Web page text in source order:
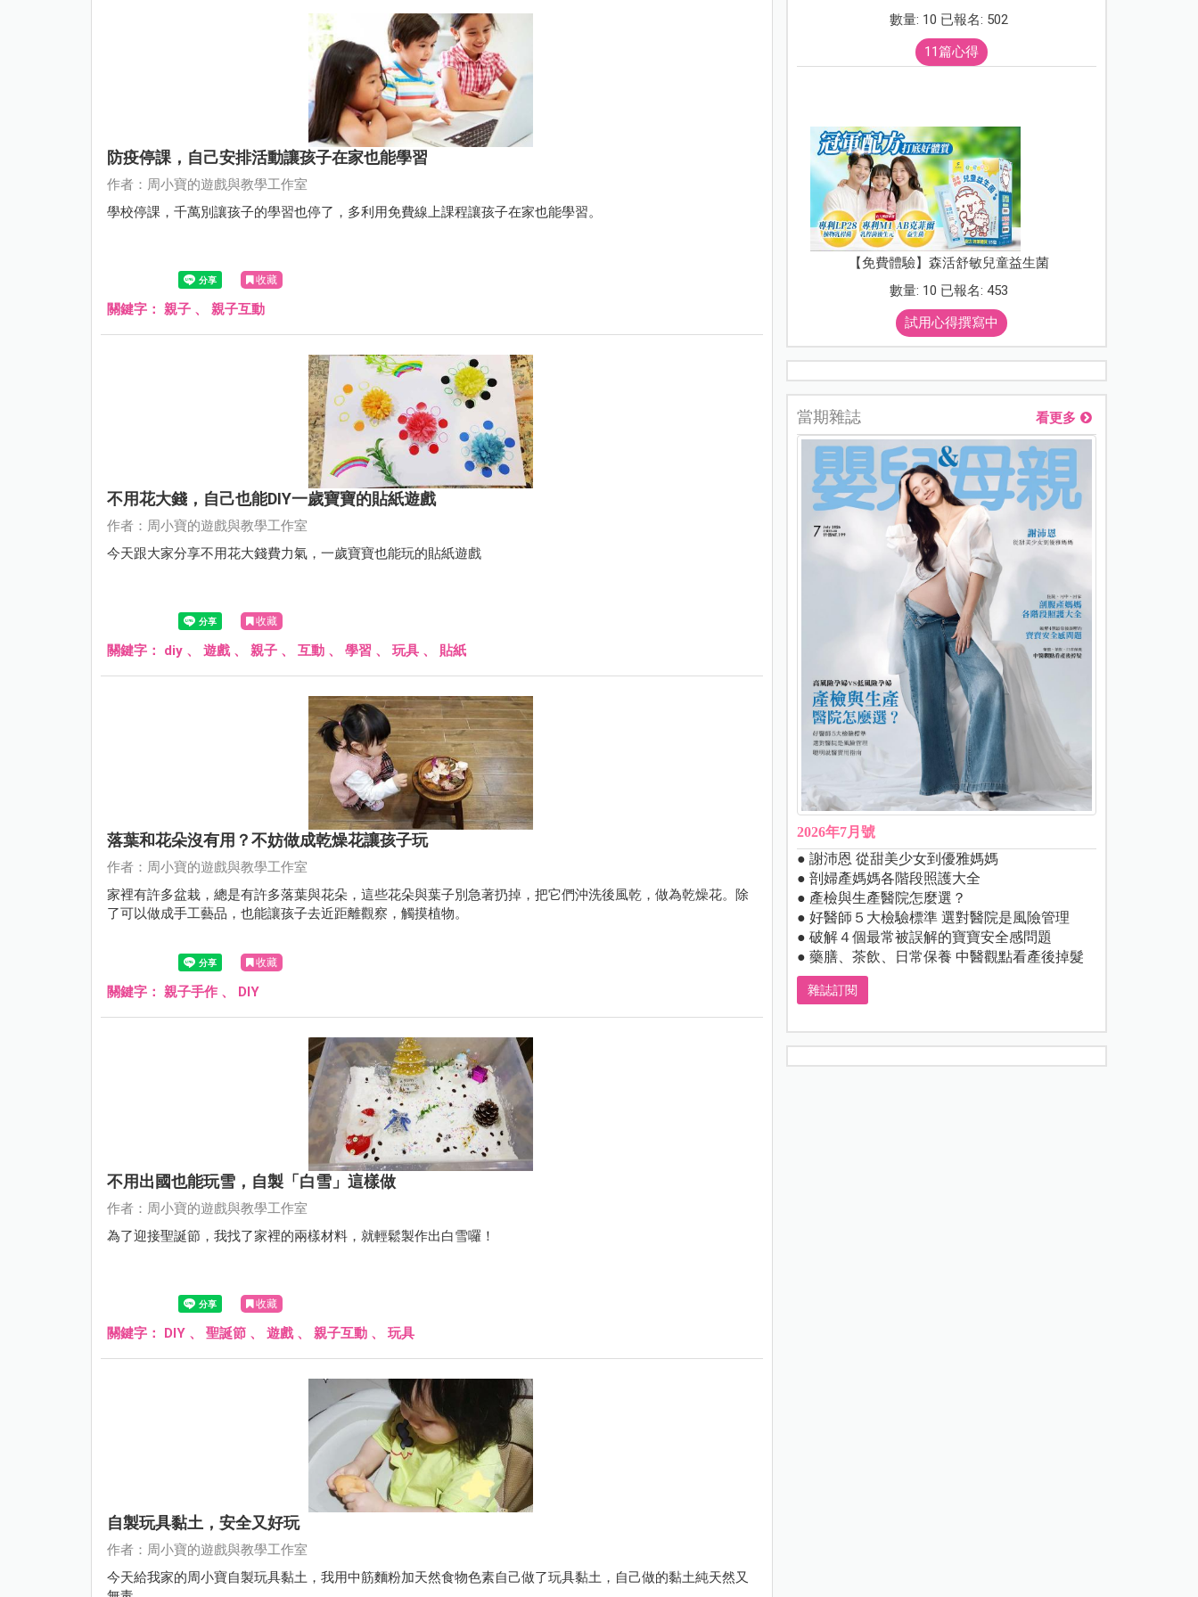
防疫停課，自己安排活動讓孩子在家也能學習
作者：周小寶的遊戲與教學工作室
學校停課，千萬別讓孩子的學習也停了，多利用免費線上課程讓孩子在家也能學習。
收藏
關鍵字： 親子 、 親子互動
不用花大錢，自己也能DIY一歲寶寶的貼紙遊戲
作者：周小寶的遊戲與教學工作室
今天跟大家分享不用花大錢費力氣，一歲寶寶也能玩的貼紙遊戲
收藏
關鍵字： diy 、 遊戲、 親子 、 互動 、 學習 、 玩具 、 貼紙
落葉和花朵沒有用？不妨做成乾燥花讓孩子玩
作者：周小寶的遊戲與教學工作室
家裡有許多盆栽，總是有許多落葉與花朵，這些花朵與葉子別急著扔掉，把它們沖洗後風乾，做為乾燥花。除
了可以做成手工藝品，也能讓孩子去近距離觀察，觸摸植物。
收藏
關鍵字： 親子手作 、 DIY
不用出國也能玩雪，自製「白雪」這樣做
作者：周小寶的遊戲與教學工作室
為了迎接聖誕節，我找了家裡的兩樣材料，就輕鬆製作出白雪囉！
收藏
關鍵字： DIY 、 聖誕節 、 遊戲、 親子互動 、 玩具
自製玩具黏土，安全又好玩
作者：周小寶的遊戲與教學工作室
今天給我家的周小寶自製玩具黏土，我用中筋麵粉加天然食物色素自己做了玩具黏土，自己做的黏土純天然又
數量: 10 已報名: 502
11篇心得
【免費體驗】森活舒敏兒童益生菌
數量: 10 已報名: 453
試用心得撰寫中
當期雜誌 看更多
2026年7月號
● 謝沛恩 從甜美少女到優雅媽媽
● 剖婦產媽媽各階段照護大全
● 產檢與生產醫院怎麼選？
● 好醫師５大檢驗標準 選對醫院是風險管理
● 破解４個最常被誤解的寶寶安全感問題
● 藥膳、茶飲、日常保養 中醫觀點看產後掉髮
雜誌訂閱